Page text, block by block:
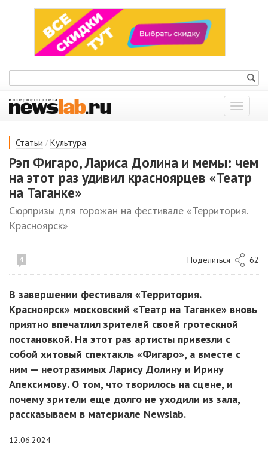
Показать
меню
Статьи / Культура
Рэп Фигаро, Лариса Долина и мемы: чем
на этот раз удивил красноярцев «Театр
на Таганке»
Сюрпризы для горожан на фестивале «Территория.
Красноярск»
4 Поделиться 62
В завершении фестиваля «Территория.
Красноярск» московский «Театр на Таганке» вновь
приятно впечатлил зрителей своей гротескной
постановкой. На этот раз артисты привезли с
собой хитовый спектакль «Фигаро», а вместе с
ним — неотразимых Ларису Долину и Ирину
Апексимову. О том, что творилось на сцене, и
почему зрители еще долго не уходили из зала,
рассказываем в материале Newslab.
12.06.2024